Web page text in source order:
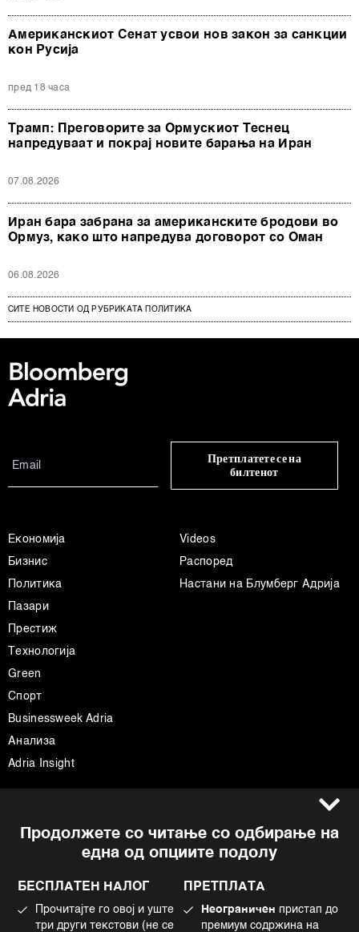
Американскиот Сенат усвои нов закон за санкции
кон Русија
пред 18 часа
Трамп: Преговорите за Ормускиот Теснец
напредуваат и покрај новите барања на Иран
07.08.2026
Иран бара забрана за американските бродови во
Ормуз, како што напредува договорот со Оман
06.08.2026
СИТЕ НОВОСТИ ОД РУБРИКАТА ПОЛИТИКА
Продолжете со читање со одбирање на
една од опциите подолу
БЕСПЛАТЕН НАЛОГ
Прочитајте го овој и уште
три други текстови (не се
ПРЕТПЛАТА
Неограничен пристап до
премиум содржина на
Претплатете се на
билтенот
Економија
Бизнис
Политика
Пазари
Престиж
Технологија
Green
Спорт
Businessweek Adria
Анализа
Adria Insight
Videos
Распоред
Настани на Блумберг Адрија
Импресум
Политика на приватност
Употреба на вештачка интелигенција
Facebook
Instagram
Tiktok